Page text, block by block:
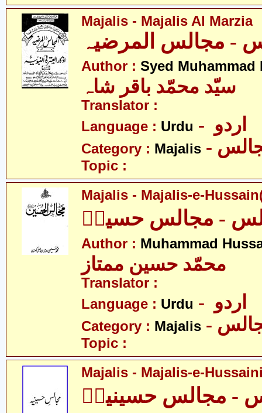
Majalis - Majalis Al Marzia
Author : Syed Muhammad
سیّد محمّد باقر شاہ
Translator :
Language : Urdu
Category : Majalis
Topic :
Majalis - Majalis-e-
- مجالس حسینؑ
Author : Muhammad
محمّد حسین ممتاز
Translator :
Language : Urdu
Category : Majalis
Topic :
Majalis - Majalis-e-
- مجالس حسینیہؑ